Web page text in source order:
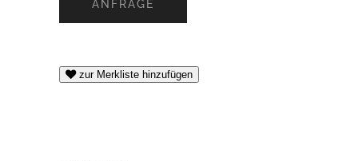
ANFRAGE
zur Merkliste hinzufügen